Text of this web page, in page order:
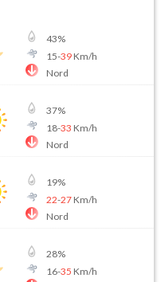
43%
15-39Km/h
Nord
37%
18-33 Km/h
Nord
19%
22-27Km/h
Nord
28%
16-35 Km/h